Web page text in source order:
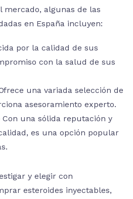
mercado, algunas de las
en España incluyen:
por la calidad de sus
con la salud de sus
una variada selección de
asesoramiento experto.
una sólida reputación y
es una opción popular
y elegir con
esteroides inyectables,